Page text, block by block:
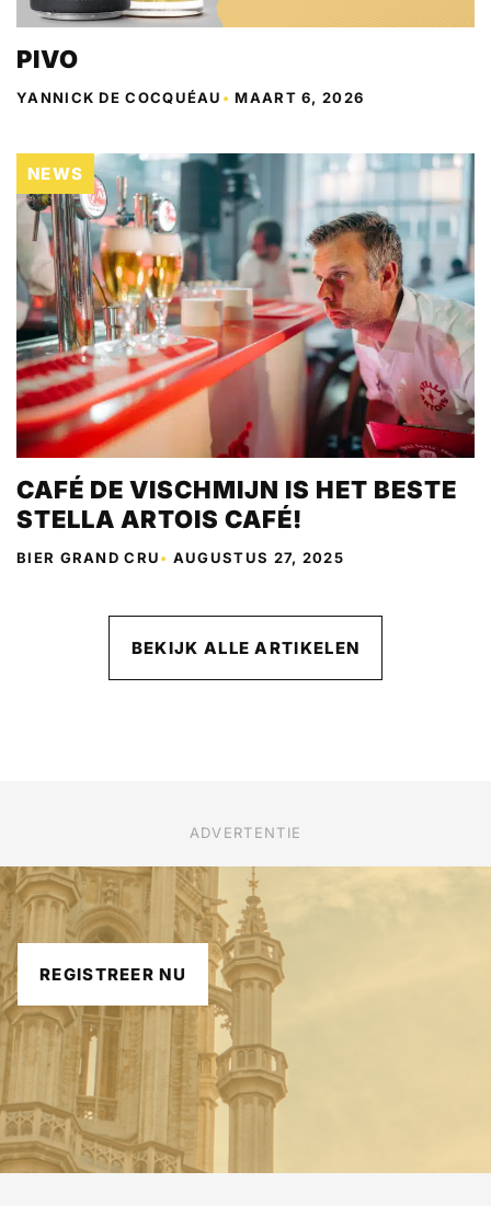
PIVO
YANNICK DE COCQUÉAU •MAART 6, 2026
NEWS
CAFÉ DE VISCHMIJN IS HET BESTE
STELLA ARTOIS CAFÉ!
BIER GRAND CRU• AUGUSTUS 27, 2025
BEKIJK ALLE ARTIKELEN
ADVERTENTIE
REGISTREER NU